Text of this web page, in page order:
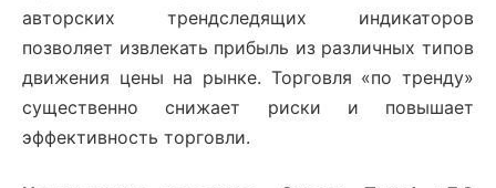
авторских трендследящих индикаторов
позволяет извлекать прибыль из различных типов
движения цены на рынке. Торговля «по тренду»
существенно снижает риски и повышает
эффективность торговли.